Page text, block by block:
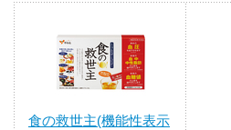
食の救世主(機能性表示